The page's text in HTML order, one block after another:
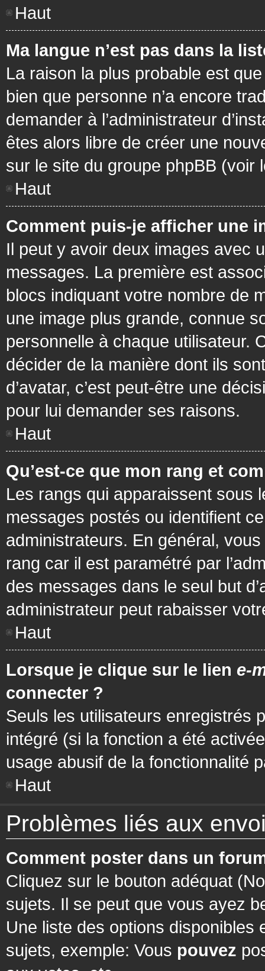
Haut
Ma langue n’est pas dans la
La raison la plus probable est
bien que personne n’a encore
demander à l’administrateur
êtes alors libre de créer une
sur le site du groupe phpBB (voir
Haut
Comment puis-je afficher une
Il peut y avoir deux images avec
messages. La première est
blocs indiquant votre nombre de
une image plus grande, connue
personnelle à chaque utilisateur.
décider de la manière dont ils
d’avatar, c’est peut-être une
pour lui demander ses raisons.
Haut
Qu’est-ce que mon rang et
Les rangs qui apparaissent sous
messages postés ou identifient
administrateurs. En général,
rang car il est paramétré par
des messages dans le seul but
administrateur peut rabaisser
Haut
Lorsque je clique sur le lien e-
connecter ?
Seuls les utilisateurs enregistrés
intégré (si la fonction a été
usage abusif de la fonctionnalité
Haut
Problèmes liés aux
Comment poster dans un
Cliquez sur le bouton adéquat
sujets. Il se peut que vous ayez
Une liste des options
sujets, exemple: Vous pouvez